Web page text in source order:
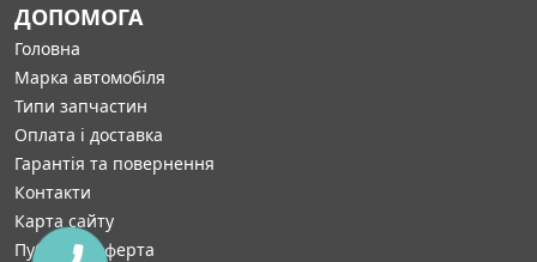
ДОПОМОГА
Головна
Марка автомобіля
Типи запчастин
Оплата і доставка
Гарантія та повернення
Контакти
Карта сайту
Публічна оферта